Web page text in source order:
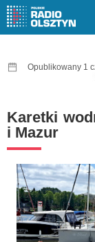
Opublikowany 1
Karetki
i Mazur